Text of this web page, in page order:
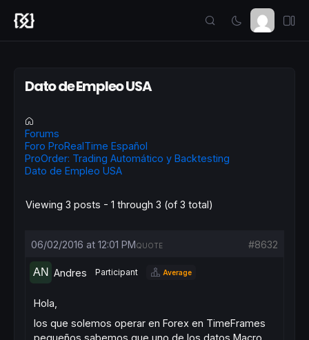
Dato de Empleo USA
Forums
Foro ProRealTime Español
ProOrder: Trading Automático y Backtesting
Dato de Empleo USA
Viewing 3 posts - 1 through 3 (of 3 total)
06/02/2016 at 12:01 PM #8632
QUOTE
Andres Participant Average
Hola,
los que solemos operar en Forex en TimeFrames
pequeños sabemos que uno de los datos Macro